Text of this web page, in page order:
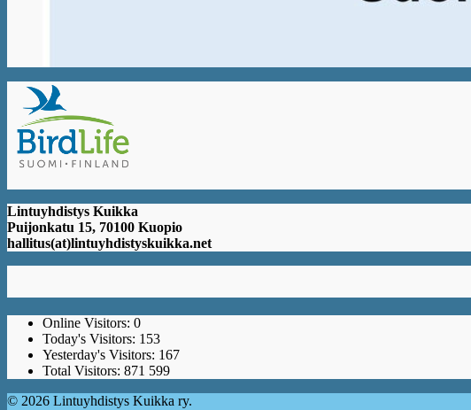
Lintuyhdistys Kuikka
Puijonkatu 15, 70100 Kuopio
hallitus(at)lintuyhdistyskuikka.net
Online Visitors: 0
Today's Visitors: 153
Yesterday's Visitors: 167
Total Visitors: 871 599
© 2026 Lintuyhdistys Kuikka ry.